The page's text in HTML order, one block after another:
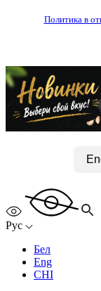
Политика в
Рус
Бел
Eng
CHI